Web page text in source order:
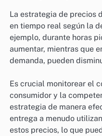
La estrategia de precios
en tiempo real según la
ejemplo, durante horas
aumentar, mientras que
demanda, pueden
Es crucial monitorear el
consumidor y la
estrategia de manera
entrega a menudo
estos precios, lo que